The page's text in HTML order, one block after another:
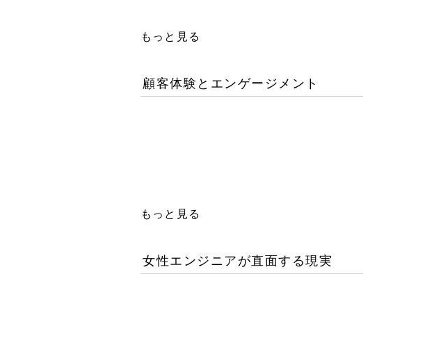
もっと見る
顧客体験とエンゲージメント
もっと見る
女性エンジニアが直面する現実